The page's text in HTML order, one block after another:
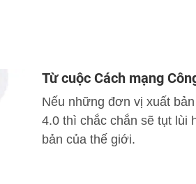
Từ cuộc Cách mạng
Nếu những đơn vị xuất
4.0 thì chắc chắn sẽ tụt lùi
bản của thế giới.